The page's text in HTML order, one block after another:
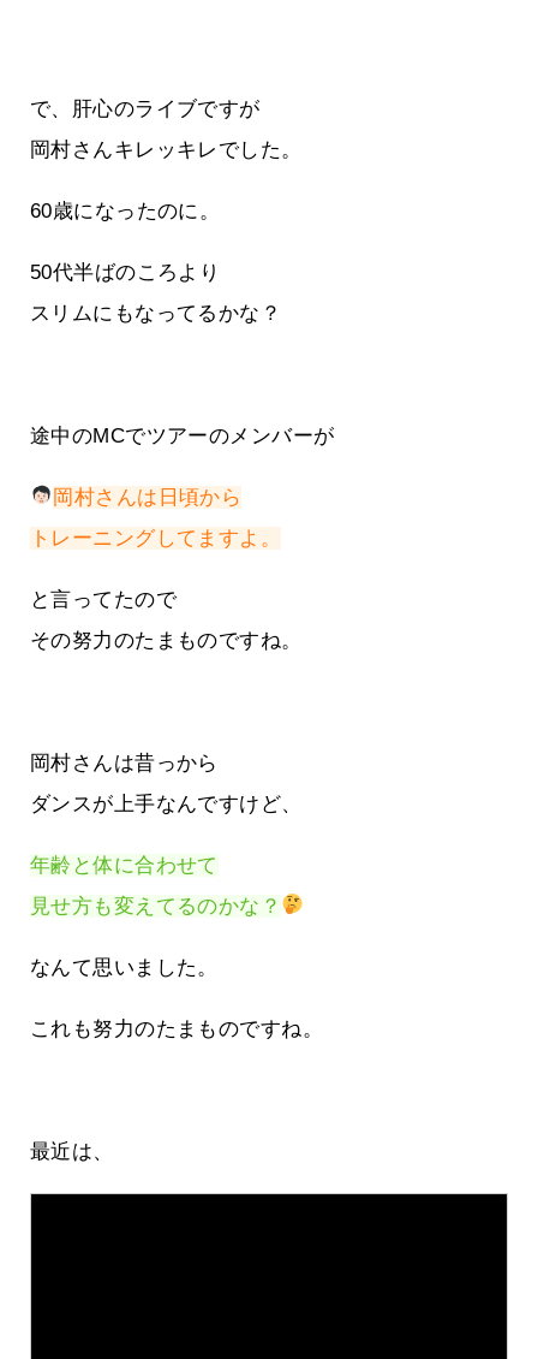
で、肝心のライブですが
岡村さんキレッキレでした。
60歳になったのに。
50代半ばのころより
スリムにもなってるかな？
途中のMCでツアーのメンバーが
岡村さんは日頃から
トレーニングしてますよ。
と言ってたので
その努力のたまものですね。
岡村さんは昔っから
ダンスが上手なんですけど、
年齢と体に合わせて
見せ方も変えてるのかな？
なんて思いました。
これも努力のたまものですね。
最近は、